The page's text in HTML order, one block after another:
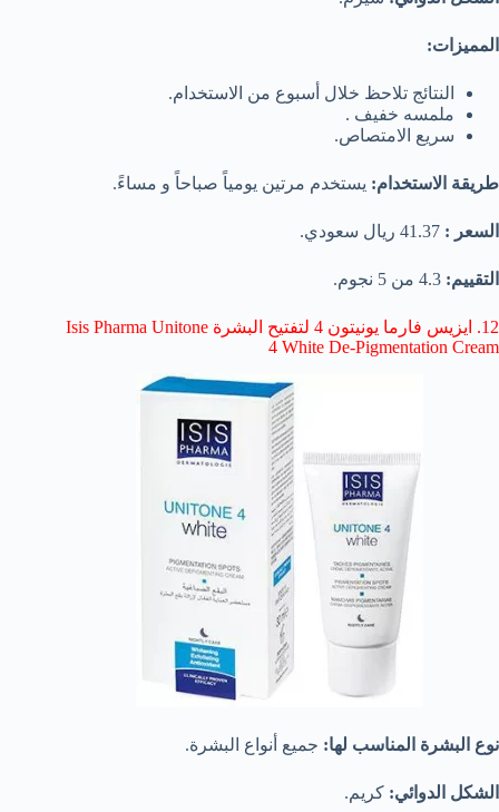
المميزات:
النتائج تلاحظ خلال أسبوع من الاستخدام.
ملمسه خفيف .
سريع الامتصاص.
طريقة الاستخدام: يستخدم مرتين يومياً صباحاً و مساءً.
السعر :
التقييم:
12. ايزيس فارما يونيتون 4 لتفتيح البشرة Isis Pharma Unitone
4 White De-Pigmentation Cream
نوع البشرة المناسب لها: جميع أنواع البشرة.
الشكل الدوائي: كريم.